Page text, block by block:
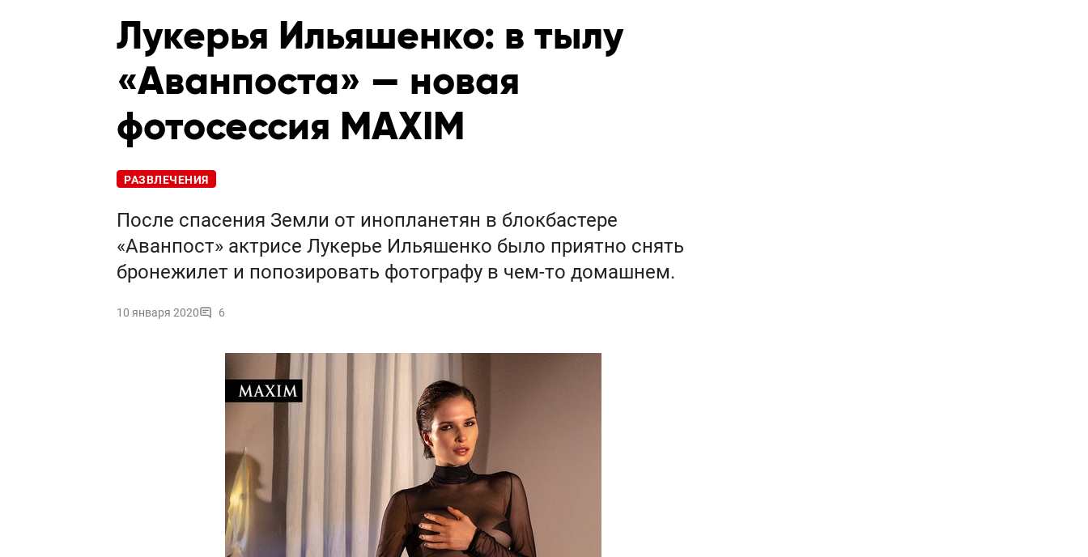
Лукерья Ильяшенко: в тылу
«Аванпоста» — новая
фотосессия MAXIM
РАЗВЛЕЧЕНИЯ
После спасения Земли от инопланетян в блокбастере
«Аванпост» актрисе Лукерье Ильяшенко было приятно снять
бронежилет и попозировать фотографу в чем-то домашнем.
10 января 2020 6